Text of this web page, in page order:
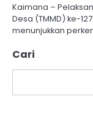
Kaimana –
Desa (TMMD) ke-
menunjukkan
Cari